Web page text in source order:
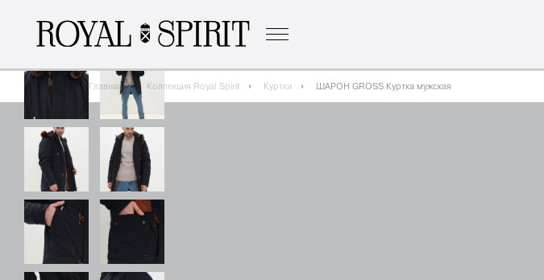
о бренде
Главная Коллекция Royal Spirit Куртки ШАРОН GROSS Куртка мужская